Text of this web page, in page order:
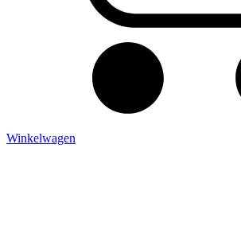
Winkelwagen